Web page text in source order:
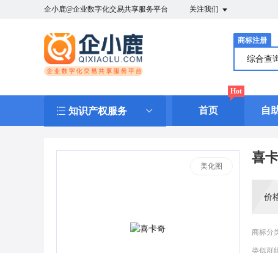
企小鹿@企业数字化交易共享服务平台 关注我们
商标注册
综合查
知识产权服务 首页
Hot
自
美化图
喜
价
商标分
类似群